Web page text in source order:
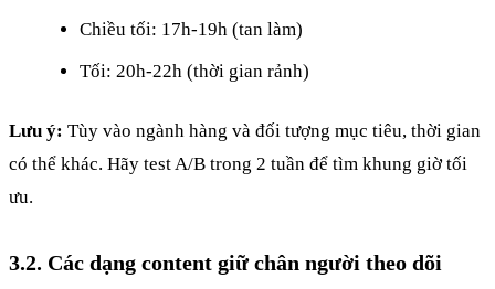
Chiều tối: 17h-19h (tan làm)
Tối: 20h-22h (thời gian rảnh)
Lưu ý: Tùy vào ngành hàng và đối tượng mục tiêu, thời gian
có thể khác. Hãy test A/B trong 2 tuần để tìm khung giờ tối
ưu.
3.2. Các dạng content giữ chân người theo dõi